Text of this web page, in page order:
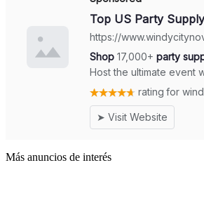
Más anuncios de interés